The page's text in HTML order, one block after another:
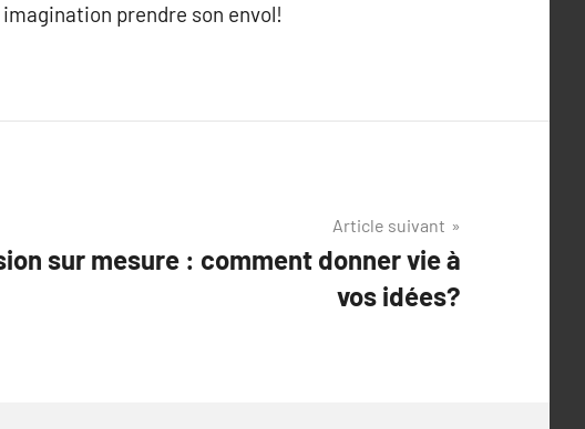
prendre son envol!
Article suivant
sur mesure : comment donner vie à
vos idées?